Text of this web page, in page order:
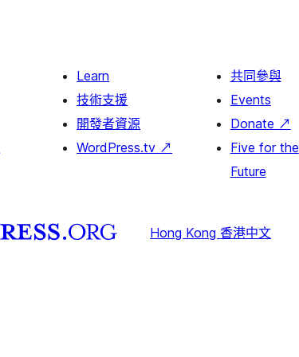
Learn
技術支援
開發者資源
WordPress.tv ↗
共同參與
Events
Donate ↗
Five for the
Future
Hong Kong 香港中文